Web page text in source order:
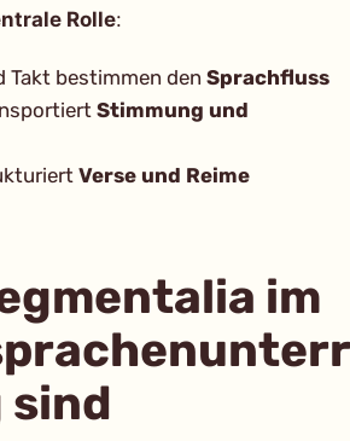
Rolle:
Takt bestimmen den Sprachfluss
Stimmung und
Verse und Reime
im